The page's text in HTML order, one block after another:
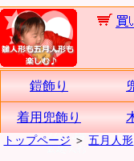
鎧飾り
着用兜飾り
トップページ ＞五月人形